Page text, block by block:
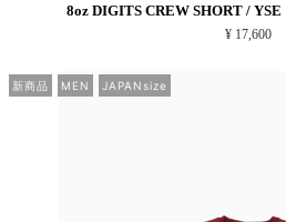
8oz DIGITS CREW SHORT / YSE
¥ 17,600
新商品 MEN JAPANsize